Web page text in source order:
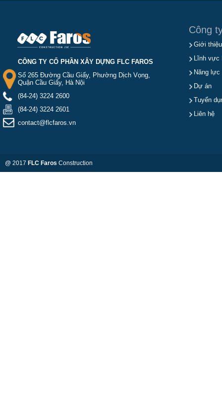
CÔNG TY CỔ PHẦN XÂY DỰNG FLC FAROS
Số 265 Đường Cầu Giấy, Phường Dịch Vọng,
Quận Cầu Giấy, Hà Nội
(84-24) 3224 2600
(84-24) 3224 2601
contact@flcfaros.vn
Công
Giới thiệu
Lĩnh vực
Năng lực
Dự án
Tuyển
Liên hệ
@ 2017 FLC Faros Construction